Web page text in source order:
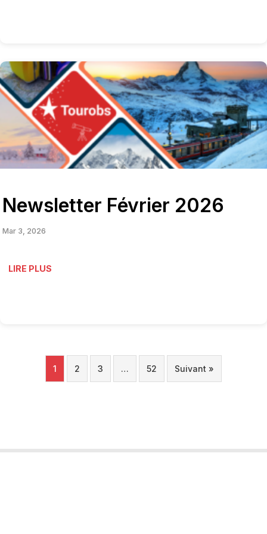
Newsletter Février 2026
Mar 3, 2026
LIRE PLUS
1 2 3 … 52 Suivant »